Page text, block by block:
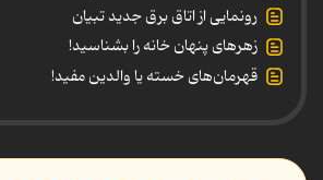
رونمایی از اتاق برق جدید تبیان
زهرهای پنهان خانه را بشناسید!
قهرمان‌های خسته یا والدین مفید!